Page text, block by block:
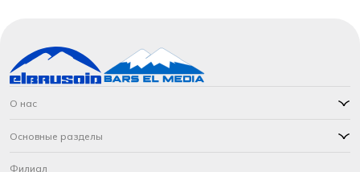
О нас
Основные разделы
Филиал